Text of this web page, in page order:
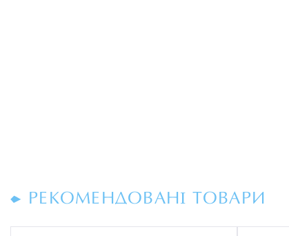
РЕКОМЕНДОВАНІ ТОВАРИ